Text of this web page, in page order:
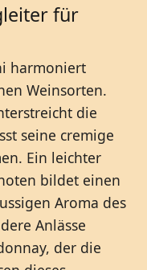
für
harmoniert
Weinsorten.
die
seine cremige
Ein leichter
bildet einen
Aroma des
Anlässe
der die